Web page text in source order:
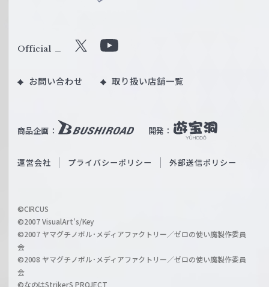
ル
W
ß
c
a
r
z
商品企画： 開発：
Official X
u
b
O
i
l
お問い合わせ 取り扱い店舗一覧
運営会社 プライバシーポリシー 外部送信ポリシー
©CIRCUS
©2007 VisualArt's/Key
©2007 ヤマグチノボル･メディアファクトリー／ゼロの使い魔製作委員
会
©2008 ヤマグチノボル･メディアファクトリー／ゼロの使い魔製作委員
会
©なのはStrikerS PROJECT